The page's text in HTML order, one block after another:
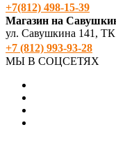
+7(812) 498‑15-39
Магазин на
ул. Савушкина 141,
+7 (812) 993-93-28
МЫ В СОЦСЕТЯХ